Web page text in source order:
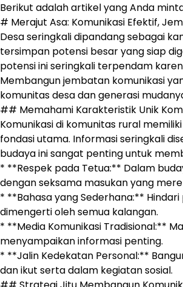
Berikut adalah artikel yang Anda
# Merajut Asa: Komunikasi Efektif,
Desa seringkali dipandang sebagai
tersimpan potensi besar yang siap
potensi ini seringkali terpendam
Membangun jembatan komunikasi
komunitas desa dan generasi
## Memahami Karakteristik Unik
Komunikasi di komunitas rural
fondasi utama. Informasi seringkali
budaya ini sangat penting untuk
* **Respek pada Tetua:** Dalam
dengan seksama masukan yang
* **Bahasa yang Sederhana:**
dimengerti oleh semua kalangan.
* **Media Komunikasi Tradisional:**
menyampaikan informasi penting.
* **Jalin Kedekatan Personal:**
dan ikut serta dalam kegiatan sosial.